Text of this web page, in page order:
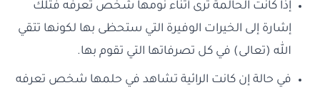
إذا كانت الحالمة ترى أثناء نومها شخص تعرفه فتلك
إشارة إلى الخيرات الوفيرة التي ستحظى بها لكونها تتقي
الله (تعالى) في كل تصرفاتها التي تقوم بها.
في حالة إن كانت الرائية تشاهد في حلمها شخص تعرفه